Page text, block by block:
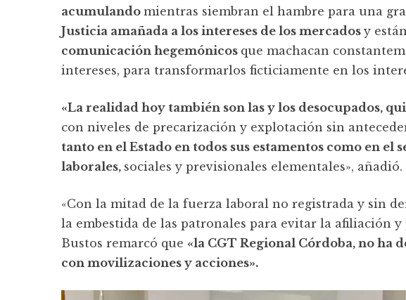
acumulando mientras siembran el hambre para una
Justicia amañada a los intereses de los mercados y
comunicación hegemónicos que machacan
intereses, para transformarlos ficticiamente en los
«La realidad hoy también son las y los desocupados,
con niveles de precarización y explotación sin
tanto en el Estado en todos sus estamentos como en el
laborales, sociales y previsionales elementales», añadió.
«Con la mitad de la fuerza laboral no registrada y sin
la embestida de las patronales para evitar la afiliación
Bustos remarcó que «la CGT Regional Córdoba, no ha
con movilizaciones y acciones».